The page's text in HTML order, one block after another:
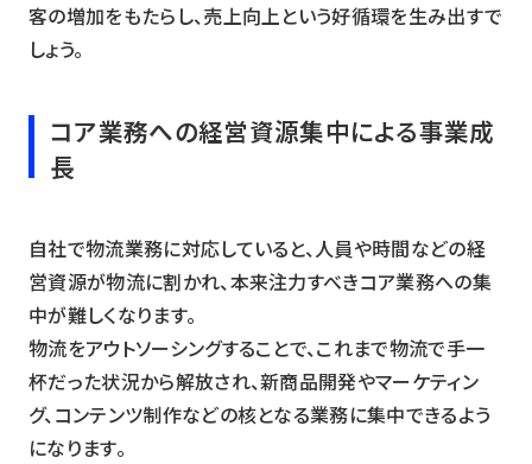
客の増加をもたらし、売上向上という好循環を生み出すで
しょう。
コア業務への経営資源集中による事業成
長
自社で物流業務に対応していると、人員や時間などの経
営資源が物流に割かれ、本来注力すべきコア業務への集
中が難しくなります。
物流をアウトソーシングすることで、これまで物流で手一
杯だった状況から解放され、新商品開発やマーケティン
グ、コンテンツ制作などの核となる業務に集中できるよう
になります。